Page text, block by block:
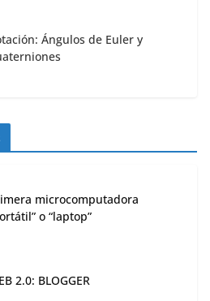
Ángulos de Euler y
microcomputadora
o “laptop”
2.0: BLOGGER